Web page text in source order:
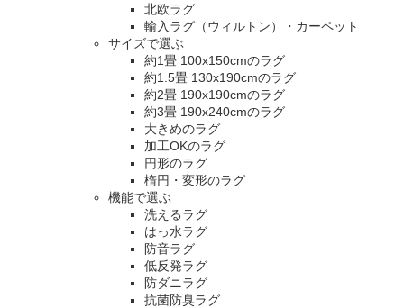
北欧ラグ
輸入ラグ（ウィルトン）・カーペット
サイズで選ぶ
約1畳 100x150cmのラグ
約1.5畳 130x190cmのラグ
約2畳 190x190cmのラグ
約3畳 190x240cmのラグ
大きめのラグ
加工OKのラグ
円形のラグ
楕円・変形のラグ
機能で選ぶ
洗えるラグ
はっ水ラグ
防音ラグ
低反発ラグ
防ダニラグ
抗菌防臭ラグ